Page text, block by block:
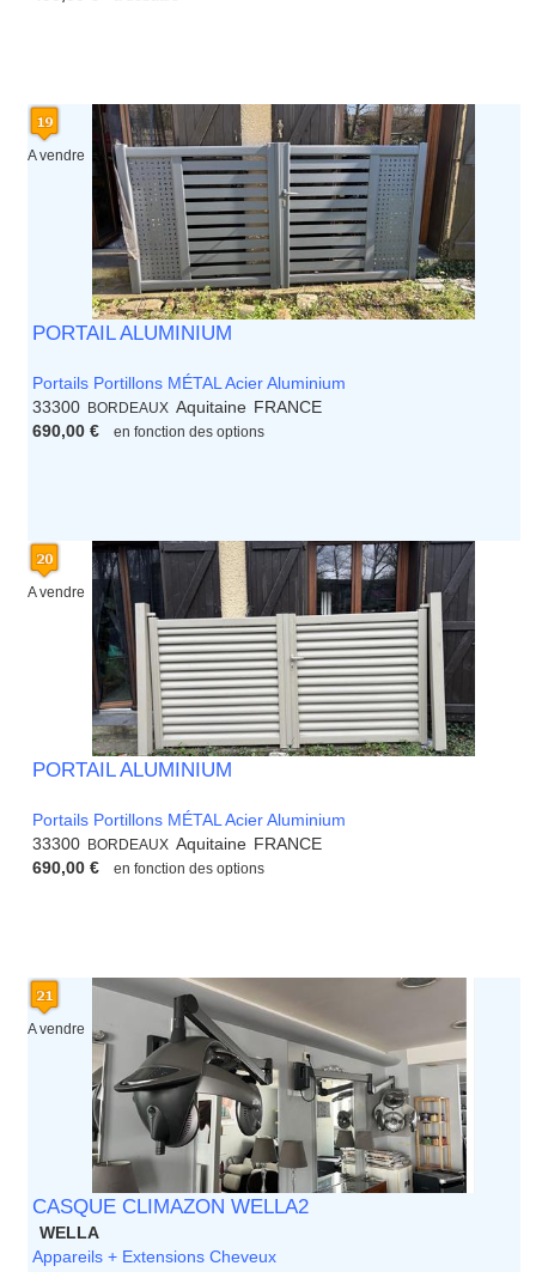
A vendre
PORTAIL ALUMINIUM
Portails Portillons MÉTAL Acier Aluminium
33300 BORDEAUX Aquitaine FRANCE
690,00 €
en fonction des options
A vendre
PORTAIL ALUMINIUM
Portails Portillons MÉTAL Acier Aluminium
33300 BORDEAUX Aquitaine FRANCE
690,00 €
en fonction des options
A vendre
CASQUE CLIMAZON WELLA2
WELLA
Appareils + Extensions Cheveux